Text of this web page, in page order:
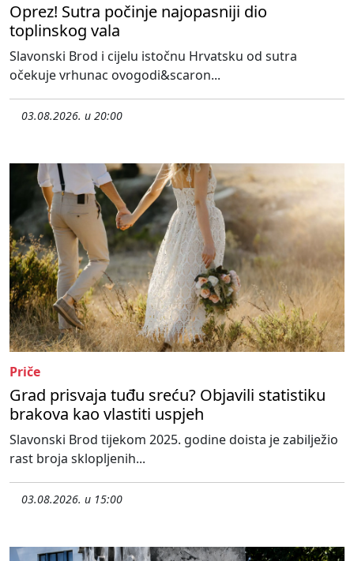
Oprez! Sutra počinje najopasniji dio
toplinskog vala
Slavonski Brod i cijelu istočnu Hrvatsku od sutra
očekuje vrhunac ovogodi&scaron...
03.08.2026. u 20:00
Priče
Grad prisvaja tuđu sreću? Objavili statistiku
brakova kao vlastiti uspjeh
Slavonski Brod tijekom 2025. godine doista je zabilježio
rast broja sklopljenih...
03.08.2026. u 15:00